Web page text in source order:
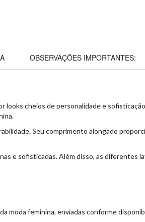
OBSERVAÇÕES IMPORTANTES:
cheios de personalidade e
Seu comprimento alongado
e sofisticadas. Além disso, as diferentes
moda feminina, enviadas conforme